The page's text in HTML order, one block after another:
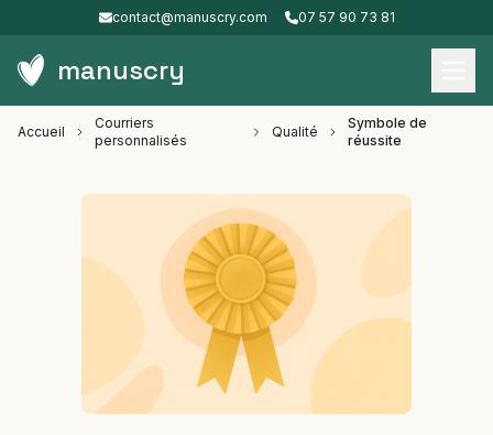
contact@manuscry.com 07 57 90 73 81
manuscry
Accueil
Courriers
personnalisés
Qualité
Symbole de
réussite